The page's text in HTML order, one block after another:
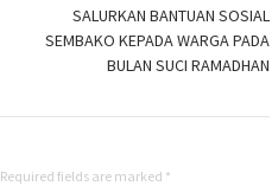
SALURKAN BANTUAN SOSIAL
SEMBAKO KEPADA WARGA PADA
BULAN SUCI RAMADHAN
Required fields are marked *